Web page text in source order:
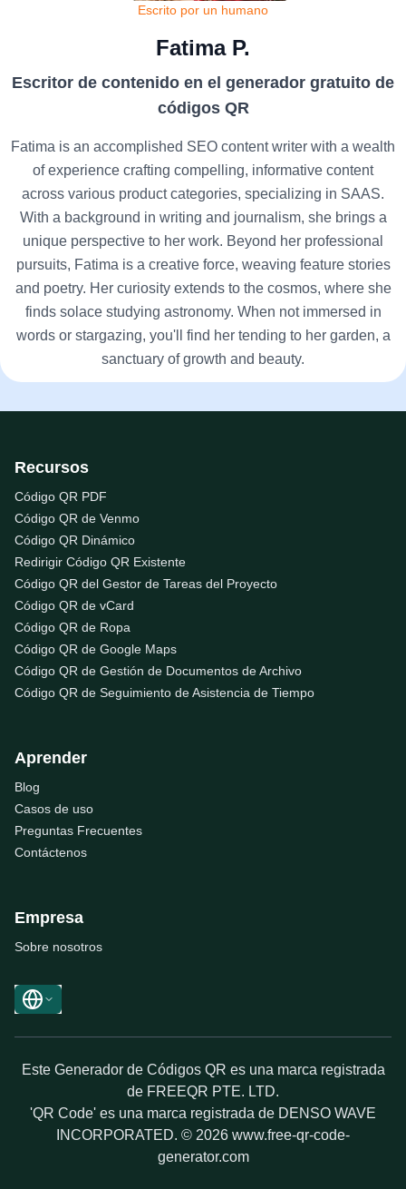
Escrito por un humano
Fatima P.
Escritor de contenido en el generador gratuito de
códigos QR
Fatima is an accomplished SEO content writer with a wealth
of experience crafting compelling, informative content
across various product categories, specializing in SAAS.
With a background in writing and journalism, she brings a
unique perspective to her work. Beyond her professional
pursuits, Fatima is a creative force, weaving feature stories
and poetry. Her curiosity extends to the cosmos, where she
finds solace studying astronomy. When not immersed in
words or stargazing, you'll find her tending to her garden, a
sanctuary of growth and beauty.
Recursos
Código QR PDF
Código QR de Venmo
Código QR Dinámico
Redirigir Código QR Existente
Código QR del Gestor de Tareas del Proyecto
Código QR de vCard
Código QR de Ropa
Código QR de Google Maps
Código QR de Gestión de Documentos de Archivo
Código QR de Seguimiento de Asistencia de Tiempo
Aprender
Blog
Casos de uso
Preguntas Frecuentes
Contáctenos
Empresa
Sobre nosotros
Este Generador de Códigos QR es una marca registrada
de FREEQR PTE. LTD.
'QR Code' es una marca registrada de DENSO WAVE
INCORPORATED. © 2026 www.free-qr-code-
generator.com